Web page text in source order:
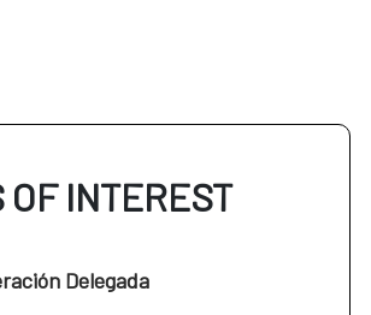
OF INTEREST
Delegada